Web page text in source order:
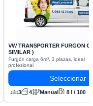
VW TRANSPORTER FURGÓN
SIMILAR )
Furgón carga 6m³, 3 plazas, ideal
profesional
Seleccionar
3 4 Manual 8 l / 100